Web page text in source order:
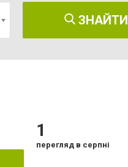
ЗНАЙТИ
1
перегляд в серпні